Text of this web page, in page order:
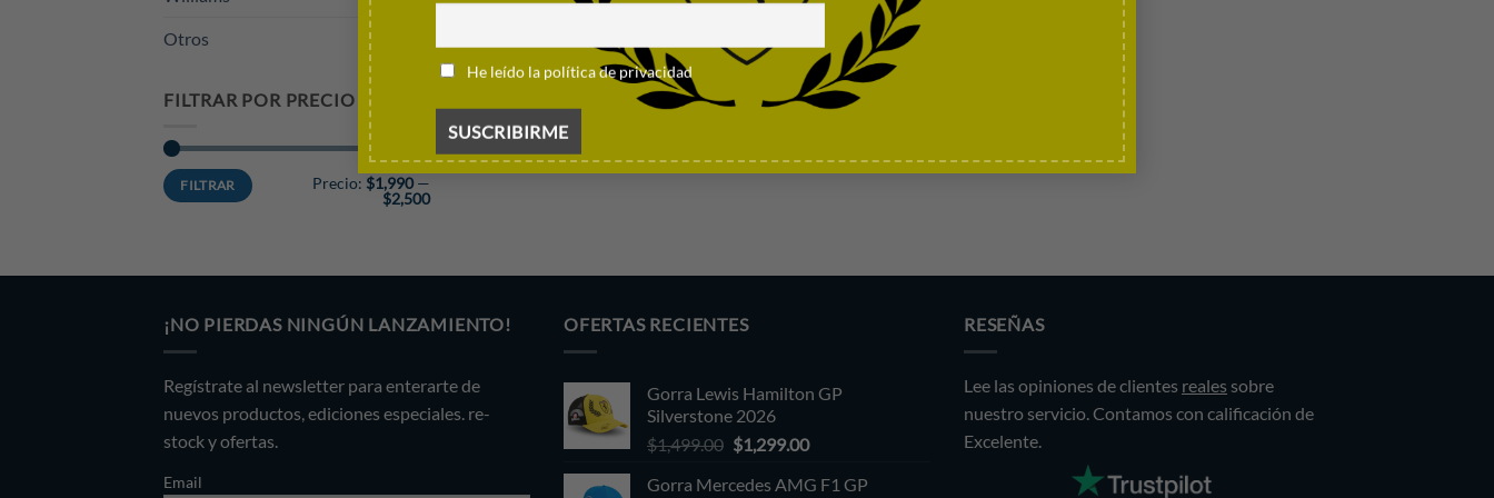
He leído la política de privacidad
Otros
FILTRAR POR PRECIO
Precio
mínimo
Precio
máximo
FILTRAR Precio: $1,990—
$2,500
Miami 2026
$2,299.00
¡NO PIERDAS NINGÚN LANZAMIENTO!
Regístrate al newsletter para enterarte de
nuevos productos, ediciones especiales. re-
stock y ofertas.
Email
OFERTAS RECIENTES
Gorra Lewis Hamilton GP
Silverstone 2026
$1,499.00 Original
was:
$1,299.00Current
is:
Gorra Mercedes AMG F1 GP
RESEÑAS
Lee las opiniones de clientes reales sobre
nuestro servicio. Contamos con calificación de
Excelente.